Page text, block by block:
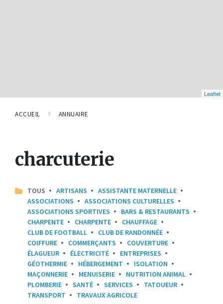
Leaflet
ACCUEIL ANNUAIRE
charcuterie
TOUS ARTISANS
ASSISTANTE MATERNELLE
ASSOCIATIONS
ASSOCIATIONS CULTURELLES
ASSOCIATIONS SPORTIVES
BARS & RESTAURANTS
CHARPENTE
CHARPENTE
CHAUFFAGE
CLUB DE FOOTBALL
CLUB DE RANDONNÉE
COIFFURE
COMMERÇANTS
COUVERTURE
ÉLAGUEUR
ÉLECTRICITÉ
ENTREPRISES
GÉOTHERMIE
HÉBERGEMENT
ISOLATION
MAÇONNERIE
MENUISERIE
NUTRITION ANIMAL
PLOMBERIE
SANTÉ SERVICES
TATOUEUR
TRANSPORT
TRAVAUX AGRICOLE